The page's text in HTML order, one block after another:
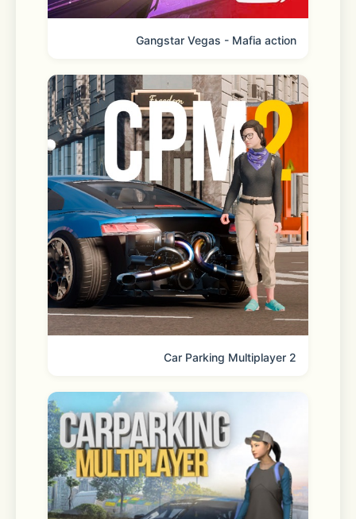
ドラマチック恋愛ストーリー、
レらと共にするイベントストーリーな
ど、
ヒーローたちの魅力の詰まったバラエテ
ィ豊かな物語を続々配信しています。
□■爽快パズル■□
スカウトしたヒーローたちとチームを組
んで、爽快マッチ３パズルに挑戦！
ナが深まると、
特別な一面に触れられるフルボイススト
ーリーが解放されます。
Gangstar Vegas - Mafia action
Car Parking Multiplayer 2